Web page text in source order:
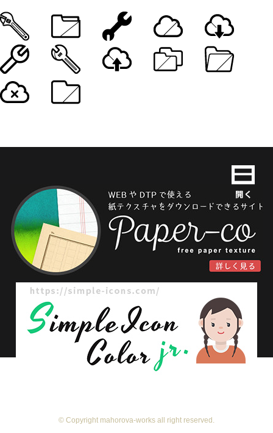
© Copyright mahorova-works all right reserved.